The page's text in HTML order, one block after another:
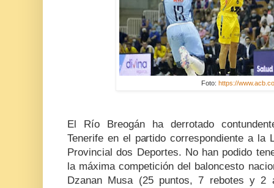
Foto: https://
El Río Breogán ha derrotado
Tenerife en el partido correspondiente a la
Provincial dos Deportes. No han podido
la máxima competición del baloncesto
Dzanan Musa (25 puntos, 7 rebotes y 2